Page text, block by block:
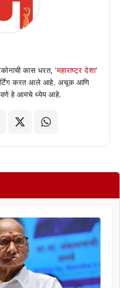
कास धरत, 'महाराष्ट्र देशा'
करत आले आहे. अचूक आणि
हे आमचे ध्येय आहे.